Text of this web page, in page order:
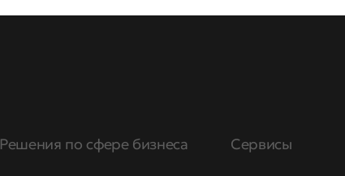
Решения по сфере бизнеса Сервисы